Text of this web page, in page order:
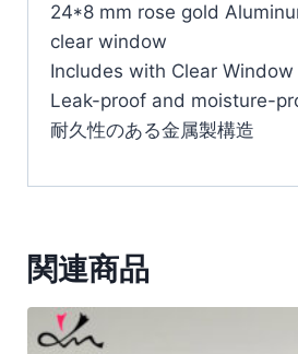
24*8 mm rose gold
clear window
Includes with Clear Window
Leak-proof and moisture-
耐久性のある金属製構造
関連商品